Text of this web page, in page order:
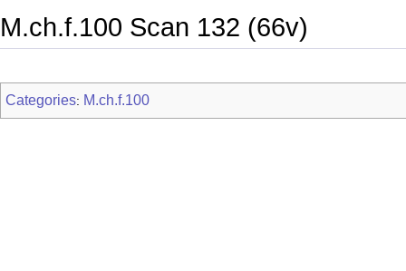
M.ch.f.100 Scan 132 (66v)
Categories: M.ch.f.100